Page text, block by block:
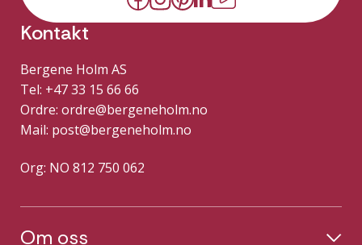
Kontakt
Bergene Holm AS
Tel: +47 33 15 66 66
Ordre: ordre@bergeneholm.no
Mail: post@bergeneholm.no
Org: NO 812 750 062
Om oss